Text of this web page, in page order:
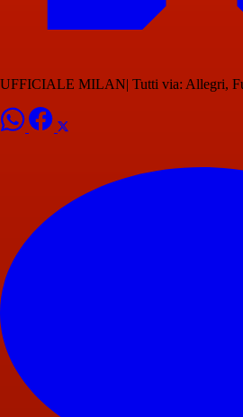
UFFICIALE MILAN| Tutti via: Allegri,